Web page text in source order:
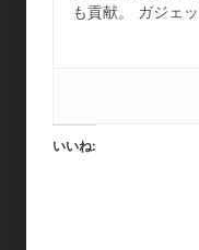
も貢献。 ガジェ
いいね: